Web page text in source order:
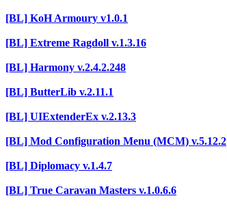
[BL] KoH Armoury v1.0.1
[BL] Extreme Ragdoll v.1.3.16
[BL] Harmony v.2.4.2.248
[BL] ButterLib v.2.11.1
[BL] UIExtenderEx v.2.13.3
[BL] Mod Configuration Menu (MCM) v.5.12.2
[BL] Diplomacy v.1.4.7
[BL] True Caravan Masters v.1.0.6.6